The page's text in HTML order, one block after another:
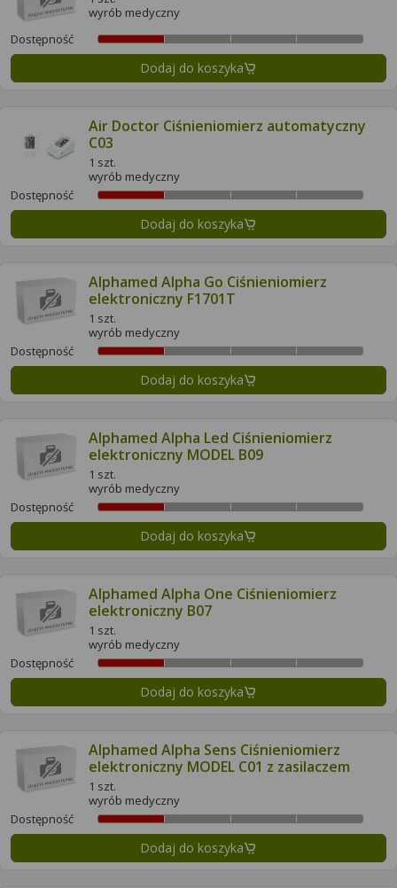
wyrób medyczny
Dostępność
Dodaj do koszyka
Air Doctor Ciśnieniomierz automatyczny
C03
1 szt.
wyrób medyczny
Dostępność
Dodaj do koszyka
Alphamed Alpha Go Ciśnieniomierz
elektroniczny F1701T
1 szt.
wyrób medyczny
Dostępność
Dodaj do koszyka
Alphamed Alpha Led Ciśnieniomierz
elektroniczny MODEL B09
1 szt.
wyrób medyczny
Dostępność
Dodaj do koszyka
Alphamed Alpha One Ciśnieniomierz
elektroniczny B07
1 szt.
wyrób medyczny
Dostępność
Dodaj do koszyka
Alphamed Alpha Sens Ciśnieniomierz
elektroniczny MODEL C01 z zasilaczem
1 szt.
wyrób medyczny
Dostępność
Dodaj do koszyka
Serwisu.